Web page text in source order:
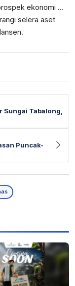
ekonomi …
selera aset
Sungai Tabalong,
Puncak-